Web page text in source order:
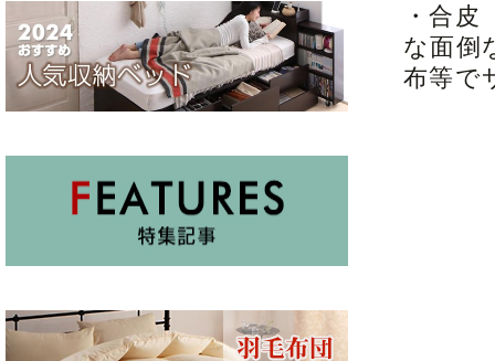
・合
な面倒
布等で